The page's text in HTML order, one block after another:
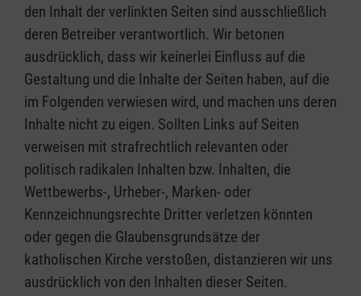
den Inhalt der verlinkten Seiten sind ausschließlich
deren Betreiber verantwortlich. Wir betonen
ausdrücklich, dass wir keinerlei Einfluss auf die
Gestaltung und die Inhalte der Seiten haben, auf die
im Folgenden verwiesen wird, und machen uns deren
Inhalte nicht zu eigen. Sollten Links auf Seiten
verweisen mit strafrechtlich relevanten oder
politisch radikalen Inhalten bzw. Inhalten, die
Wettbewerbs-, Urheber-, Marken- oder
Kennzeichnungsrechte Dritter verletzen könnten
oder gegen die Glaubensgrundsätze der
katholischen Kirche verstoßen, distanzieren wir uns
ausdrücklich von den Inhalten dieser Seiten.